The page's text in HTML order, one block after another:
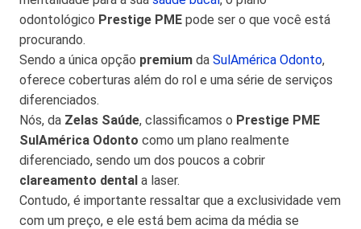
odontológico Prestige PME pode ser o que você está
procurando.
Sendo a única opção premium da SulAmérica Odonto,
oferece coberturas além do rol e uma série de serviços
diferenciados.
Nós, da Zelas Saúde, classificamos o Prestige PME
SulAmérica Odonto como um plano realmente
diferenciado, sendo um dos poucos a cobrir
clareamento dental a laser.
Contudo, é importante ressaltar que a exclusividade vem
com um preço, e ele está bem acima da média se